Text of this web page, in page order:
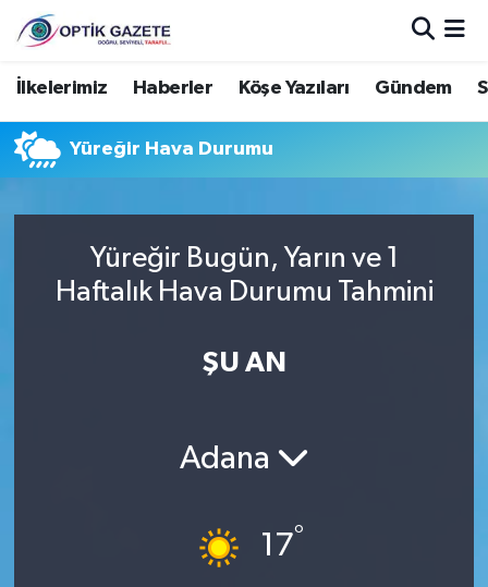
İlkelerimiz Haberler Köşe Yazıları Gündem
Yüreğir Hava Durumu
Yüreğir Bugün, Yarın ve 1
Haftalık Hava Durumu Tahmini
ŞU AN
Adana
17°
Nöbetçi Eczaneler
Hava Durumu
Trafik Durumu
Süper Lig Puan Durumu ve Fikstür